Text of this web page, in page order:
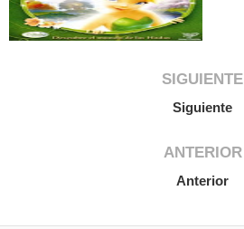
SIGUIENTE
Siguiente
ANTERIOR
Anterior